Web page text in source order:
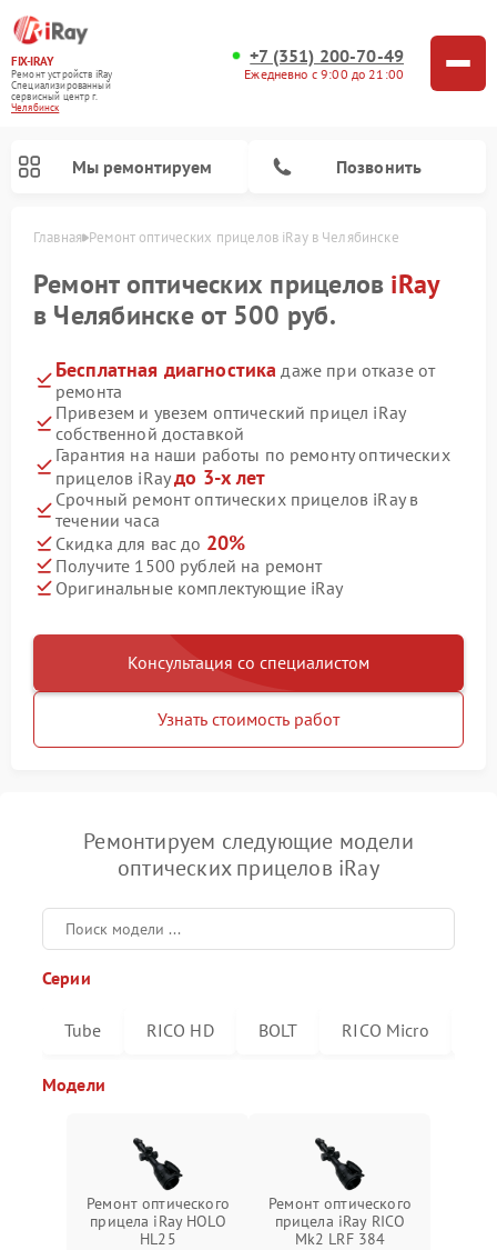
FIX-IRAY
Ремонт устройств iRay
Специализированный
cервисный центр г.
Челябинск
+7 (351) 200-70-49
Ежедневно с 9:00 до 21:00
Мы ремонтируем Позвонить
Главная Ремонт оптических прицелов iRay в Челябинске
Ремонт оптических прицелов iRay
в Челябинске от 500 руб.
Бесплатная диагностика даже при отказе от
ремонта
Привезем и увезем оптический прицел iRay
собственной доставкой
Гарантия на наши работы по ремонту оптических
прицелов iRayдо 3-х лет
Срочный ремонт оптических прицелов iRay в
течении часа
Скидка для вас до 20%
Получите 1500 рублей на ремонт
Оригинальные комплектующие iRay
Консультация со специалистом
Узнать стоимость работ
Ремонтируем следующие модели
оптических прицелов iRay
Серии
Tube RICO HD BOLT RICO Micro
Модели
Ремонт оптического
прицела iRay HOLO
HL25
Ремонт оптического
прицела iRay RICO
Mk2 LRF 384